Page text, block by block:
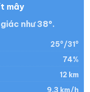
mây
như 38°.
25°/31°
74%
12 km
9.3 km/h